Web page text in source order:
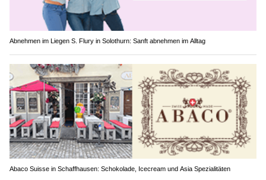
Abnehmen im Liegen S. Flury in Solothurn: Sanft abnehmen im Alltag
Abaco Suisse in Schaffhausen: Schokolade, Icecream und Asia Spezialitäten